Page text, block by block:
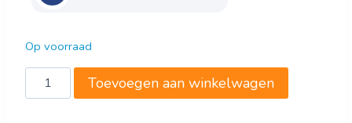
Op voorraad
Bartscher
Magnetron
Toevoegen aan winkelwagen